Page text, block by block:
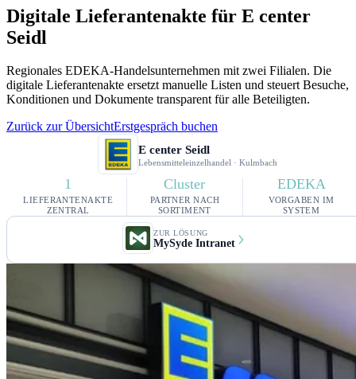
Digitale Lieferantenakte für E center
Seidl
Regionales EDEKA-Handelsunternehmen mit zwei Filialen. Die
digitale Lieferantenakte ersetzt manuelle Listen und steuert Besuche,
Konditionen und Dokumente transparent für alle Beteiligten.
Zurück zur ÜbersichtErstgespräch buchen
E center Seidl
Lebensmitteleinzelhandel · Kulmbach
1
LIEFERANTENAKTE
ZENTRAL
Cluster
PARTNER NACH
SORTIMENT
EDEKA
VORGABEN IM
SYSTEM
ZUR LÖSUNG
MySyde Intranet